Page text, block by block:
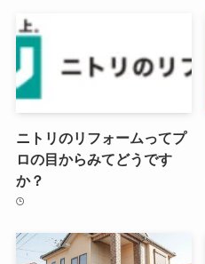
ニトリのリフォームってプ
ロの目からみてどうです
か？